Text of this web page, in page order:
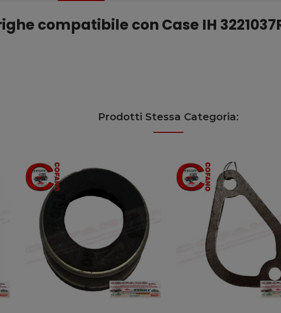
compatibile con Case IH
Prodotti Stessa Categoria: